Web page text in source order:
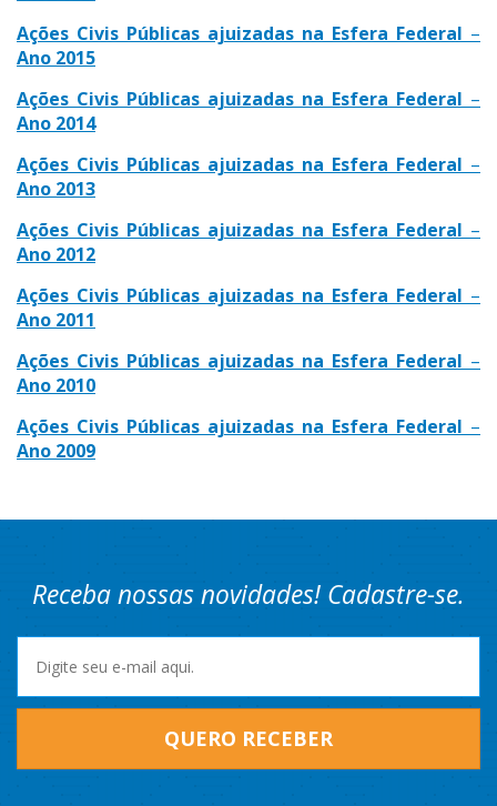
Ações Civis Públicas ajuizadas na Esfera Federal –
Ano 2015
Ações Civis Públicas ajuizadas na Esfera Federal –
Ano 2014
Ações Civis Públicas ajuizadas na Esfera Federal –
Ano 2013
Ações Civis Públicas ajuizadas na Esfera Federal –
Ano 2012
Ações Civis Públicas ajuizadas na Esfera Federal –
Ano 2011
Ações Civis Públicas ajuizadas na Esfera Federal –
Ano 2010
Ações Civis Públicas ajuizadas na Esfera Federal –
Ano 2009
Receba nossas novidades! Cadastre-se.
QUERO RECEBER